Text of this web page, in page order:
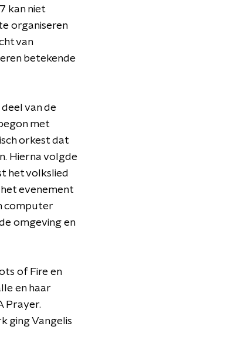
kan niet
organiseren
van
betekende
van de
met
orkest dat
Hierna volgde
het volkslied
evenement
computer
omgeving en
of Fire en
en haar
Prayer.
ging Vangelis